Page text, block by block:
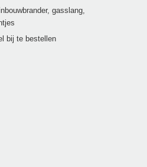
gasslang,
bij te bestellen